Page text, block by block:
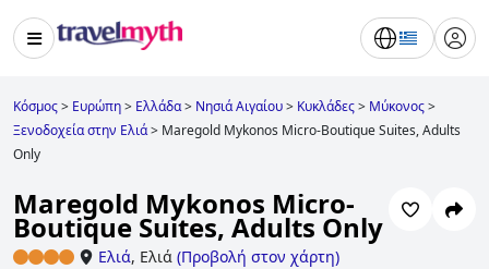
Κόσμος> Ευρώπη> Ελλάδα> Νησιά Αιγαίου> Κυκλάδες> Μύκονος>
Ξενοδοχεία στην Ελιά> Maregold Mykonos Micro-Boutique Suites, Adults
Only
Maregold Mykonos Micro-
Boutique Suites, Adults Only
Ελιά, Ελιά (Προβολή στον χάρτη)